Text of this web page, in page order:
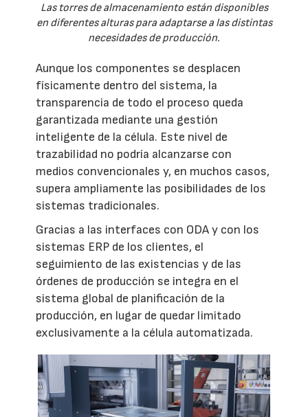
Las torres de almacenamiento están disponibles
en diferentes alturas para adaptarse a las distintas
necesidades de producción.
Aunque los componentes se desplacen
físicamente dentro del sistema, la
transparencia de todo el proceso queda
garantizada mediante una gestión
inteligente de la célula. Este nivel de
trazabilidad no podría alcanzarse con
medios convencionales y, en muchos casos,
supera ampliamente las posibilidades de los
sistemas tradicionales.
Gracias a las interfaces con ODA y con los
sistemas ERP de los clientes, el
seguimiento de las existencias y de las
órdenes de producción se integra en el
sistema global de planificación de la
producción, en lugar de quedar limitado
exclusivamente a la célula automatizada.